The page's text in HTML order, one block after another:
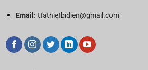
Email: ttathietbidien@gmail.com